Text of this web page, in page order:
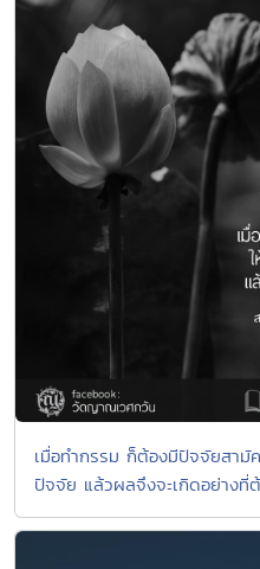
เมื่อทำกรรม ก็ต้องมีปัจจัยสา
ปัจจัย แล้วผลจึงจะเกิดอย่างที่